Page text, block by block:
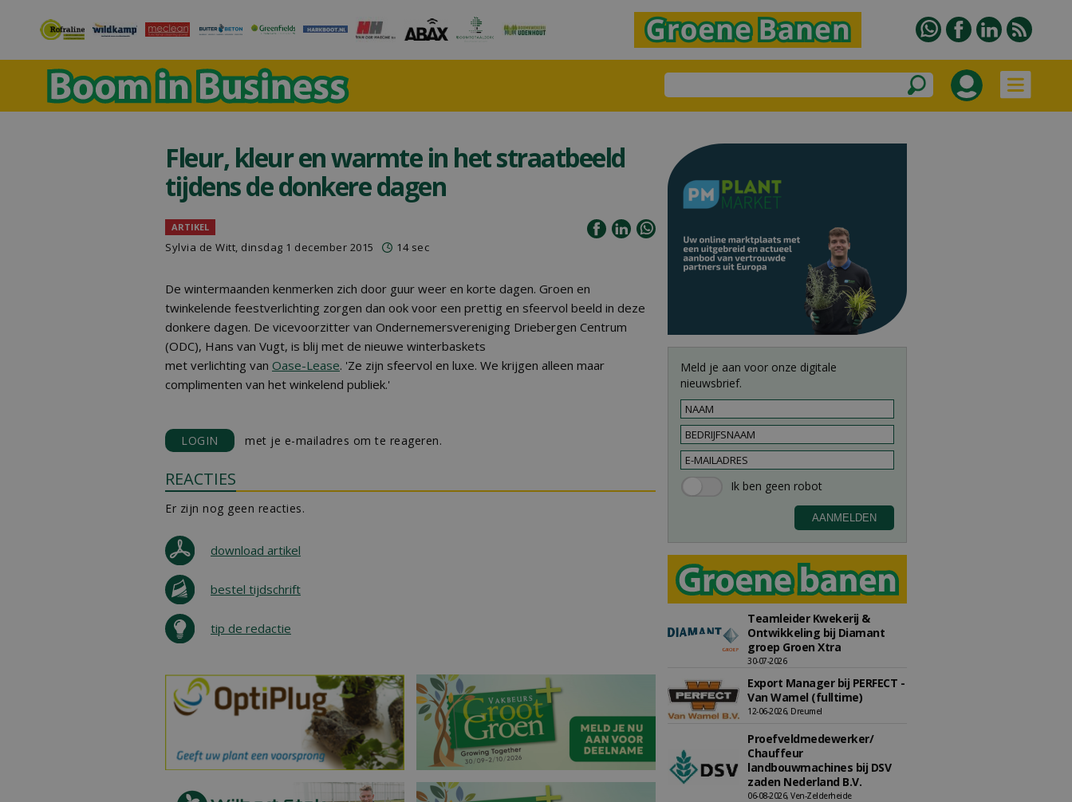
Fleur, kleur en warmte in het straatbeeld
tijdens de donkere dagen
ARTIKEL
Sylvia de Witt, dinsdag 1 december 2015 14 sec
De wintermaanden kenmerken zich door guur weer en korte dagen. Groen en
twinkelende feestverlichting zorgen dan ook voor een prettig en sfeervol beeld in deze
donkere dagen. De vicevoorzitter van Ondernemersvereniging Driebergen Centrum
(ODC), Hans van Vugt, is blij met de nieuwe winterbaskets
met verlichting van Oase-Lease. 'Ze zijn sfeervol en luxe. We krijgen alleen maar
complimenten van het winkelend publiek.'
LOGIN met je e-mailadres om te reageren.
REACTIES
Er zijn nog geen reacties.
download artikel
bestel tijdschrift
tip de redactie
Meld je aan voor onze digitale
nieuwsbrief.
Teamleider Kwekerij &
Ontwikkeling bij Diamant
groep Groen Xtra
30-07-2026
Export Manager bij PERFECT -
Van Wamel (fulltime)
12-06-2026, Dreumel
Proefveldmedewerker/
Chauffeur
landbouwmachines bij DSV
zaden Nederland B.V.
06-08-2026, Ven-Zelderheide